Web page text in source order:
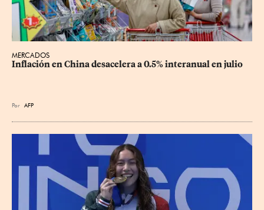
MERCADOS
Inflación en China desacelera a 0.5% interanual en julio
Por AFP